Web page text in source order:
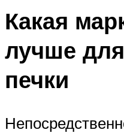
Какая
лучше
печки